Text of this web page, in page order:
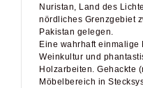
Nuristan, Land des
nördliches Grenzgebiet
Pakistan gelegen.
Eine wahrhaft einmalige
Weinkultur und
Holzarbeiten. Gehackte
Möbelbereich in